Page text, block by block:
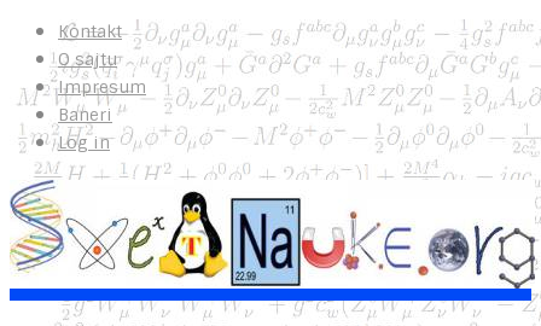
Kontakt
O sajtu
Impresum
Baneri
Log in